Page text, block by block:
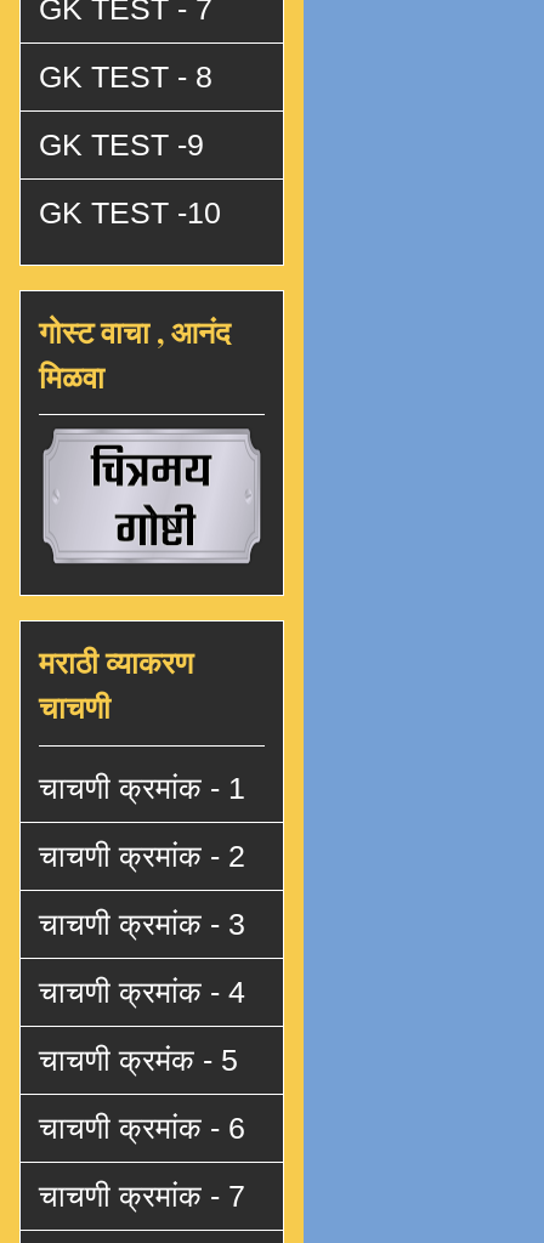
GK TEST - 7
GK TEST - 8
GK TEST -9
GK TEST -10
गोस्ट वाचा , आनंद
मिळवा
मराठी व्याकरण
चाचणी
चाचणी क्रमांक - 1
चाचणी क्रमांक - 2
चाचणी क्रमांक - 3
चाचणी क्रमांक - 4
चाचणी क्रमंक - 5
चाचणी क्रमांक - 6
चाचणी क्रमांक - 7